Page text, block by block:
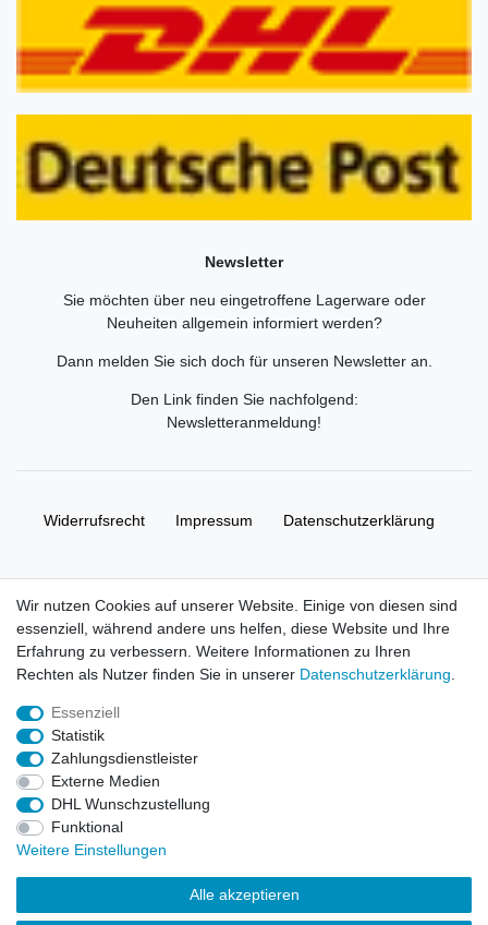
Newsletter
Sie möchten über neu eingetroffene Lagerware oder
Neuheiten allgemein informiert werden?
Dann melden Sie sich doch für unseren Newsletter an.
Den Link finden Sie nachfolgend:
Newsletteranmeldung!
Widerrufs­recht Impressum Daten­schutz­erklärung
© Copyright 2026 | Alle Rechte vorbehalten. HL-
Handelsgesellschaft mbH.
Alle Markennamen, Warenzeichen sowie sämtliche Produktbilder
und Beschreibungen sind Eigentum Ihrer rechtmäßigen
Eigentümer und dienen hier nur der Beschreibung.
Preise nur für registrierte Händler, ansonsten zeigt der Shop 0,00
€
LEGO, das LEGO Logo, die Minifigur, DUPLO, LEGENDS OF
CHIMA, NINJAGO, BIONICLE, MINDSTORMS und MIXELS sind
Wir nutzen Cookies auf unserer Website. Einige von diesen sind
essenziell, während andere uns helfen, diese Website und Ihre
Erfahrung zu verbessern. Weitere Informationen zu Ihren
Rechten als Nutzer finden Sie in unserer Daten­schutz­erklärung
Essenziell
Statistik
Zahlungsdienstleister
Externe Medien
DHL Wunschzustellung
Funktional
Weitere Einstellungen
Alle akzeptieren